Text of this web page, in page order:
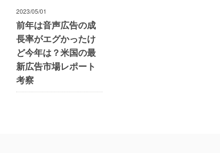
2023/05/01
前年は音声広告の成
長率がエグかったけ
ど今年は？米国の最
新広告市場レポート
考察